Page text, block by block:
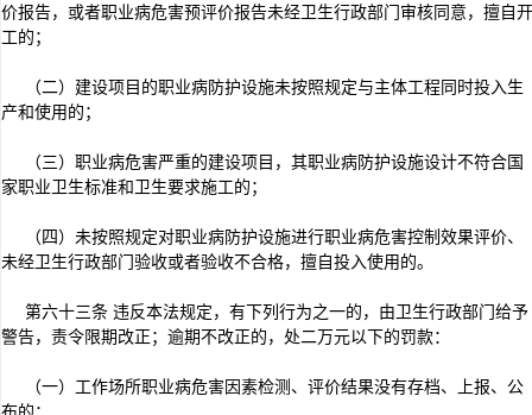
价报告，或者职业病危害预评价报告未经卫生行政部门审核同意，擅自开
工的；
（二）建设项目的职业病防护设施未按照规定与主体工程同时投入生
产和使用的；
（三）职业病危害严重的建设项目，其职业病防护设施设计不符合国
家职业卫生标准和卫生要求施工的；
（四）未按照规定对职业病防护设施进行职业病危害控制效果评价、
未经卫生行政部门验收或者验收不合格，擅自投入使用的。
第六十三条 违反本法规定，有下列行为之一的，由卫生行政部门给予
警告，责令限期改正；逾期不改正的，处二万元以下的罚款：
（一）工作场所职业病危害因素检测、评价结果没有存档、上报、公